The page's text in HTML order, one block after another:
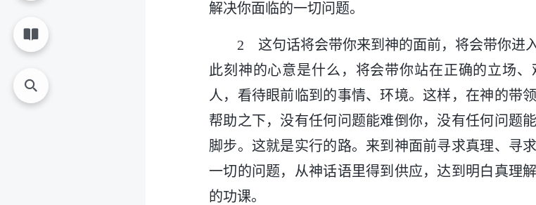
解决你面临的一切问题。
2 这句话将会带你来到神的面前，将会带你进
此刻神的心意是什么，将会带你站在正确的立场
人，看待眼前临到的事情、环境。这样，在神的带
帮助之下，没有任何问题能难倒你，没有任何问题
脚步。这就是实行的路。来到神面前寻求真理、寻
一切的问题，从神话语里得到供应，达到明白真理
的功课。